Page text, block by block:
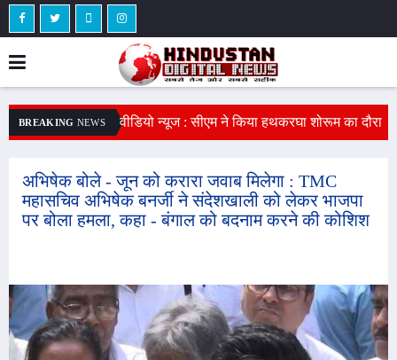
BREAKING NEWS
वीडियो न्यूज : सीएम ने किया हथकरघा शोरूम का दौरा
प्रोत्साहित, बोले - हथकरघा कारीगरी के लिए दुनिया
भर में मशहूर है
AISA अध्यक्ष नेहा बोरा पर फेंकी स्याही : प्रदर्शन के
दौरान मची अफरातफरी, परीक्षा में धांधली के खिलाफ
अभिषेक बोले - जून को करारा जवाब मिलेगा : TMC
महासचिव अभिषेक बनर्जी ने संदेशखाली को लेकर भाजपा
पर बोला हमला, कहा - बंगाल को बदनाम करने की कोशिश